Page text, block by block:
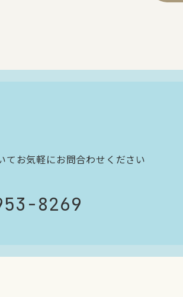
てお気軽にお問合わせください
8269